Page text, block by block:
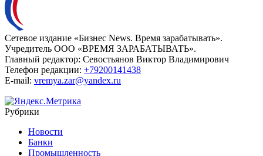
Сетевое издание «Бизнес News. Время зарабатывать».
Учредитель ООО «ВРЕМЯ ЗАРАБАТЫВАТЬ».
Главный редактор: Севостьянов Виктор Владимирович
Телефон редакции: +79200141438
E-mail: vremya.zar@yandex.ru
Рубрики
Новости
Банки
Промышленность